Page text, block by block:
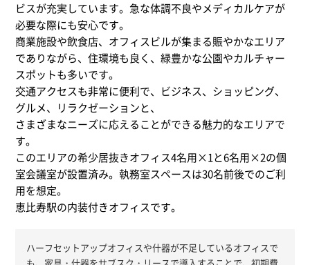
ビスが充実しています。急な体調不良やメディカルケアが
必要な際にも安心です。
商業施設や飲食店、オフィスビルが集まる賑やかなエリア
でありながら、住環境も良く、緑豊かな公園やカルチャー
スポットも多いです。
交通アクセスも非常に便利で、ビジネス、ショッピング、
グルメ、リラクゼーションと、
さまざまなニーズに応えることができる魅力的なエリアで
す。
このエリアの希少居抜きオフィス4名用×1と6名用×2の個
室会議室が設置済み。執務室スペースは30名前後でのご利
用を想定。
恵比寿駅の内装付きオフィスです。
ハーフセットアップオフィスや什器が不足しているオフィスで